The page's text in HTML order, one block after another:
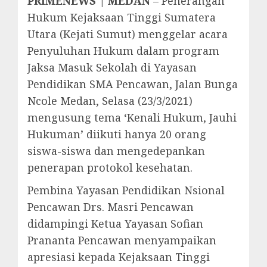
Hukum Kejaksaan Tinggi Sumatera
Utara (Kejati Sumut) menggelar acara
Penyuluhan Hukum dalam program
Jaksa Masuk Sekolah di Yayasan
Pendidikan SMA Pencawan, Jalan Bunga
Ncole Medan, Selasa (23/3/2021)
mengusung tema ‘Kenali Hukum, Jauhi
Hukuman’ diikuti hanya 20 orang
siswa-siswa dan mengedepankan
penerapan protokol kesehatan.
Pembina Yayasan Pendidikan Nsional
Pencawan Drs. Masri Pencawan
didampingi Ketua Yayasan Sofian
Prananta Pencawan menyampaikan
apresiasi kepada Kejaksaan Tinggi